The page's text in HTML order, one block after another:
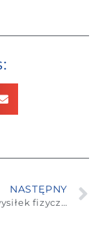
NASTĘPNY
E-BOOK – wysiłek fizyczny w cukrzycy typu 2